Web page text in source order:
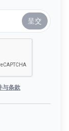
与条款